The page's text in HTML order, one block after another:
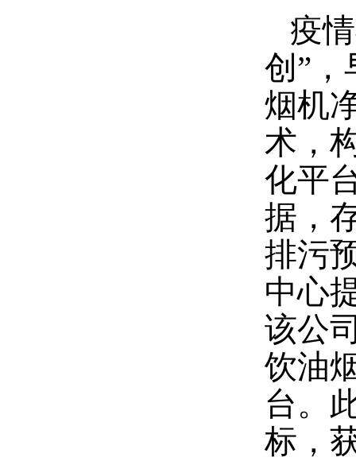
疫
创”，
烟机
术，
化平
据，
排污
中心
该公
饮油
台。
标，